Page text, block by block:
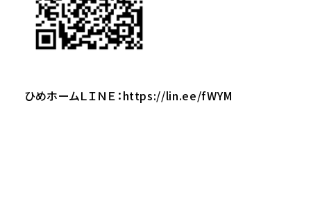
ひめホームＬＩＮＥ：https://lin.ee/fWYM